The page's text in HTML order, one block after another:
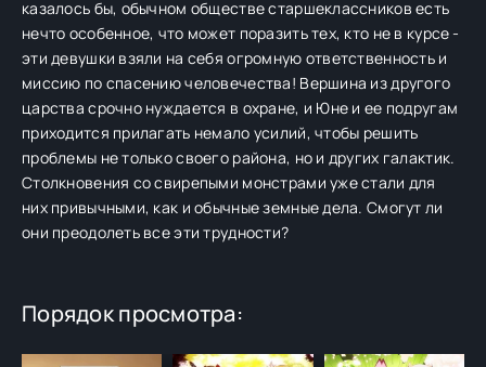
казалось бы, обычном обществе старшеклассников есть
нечто особенное, что может поразить тех, кто не в курсе -
эти девушки взяли на себя огромную ответственность и
миссию по спасению человечества! Вершина из другого
царства срочно нуждается в охране, и Юне и ее подругам
приходится прилагать немало усилий, чтобы решить
проблемы не только своего района, но и других галактик.
Столкновения со свирепыми монстрами уже стали для
них привычными, как и обычные земные дела. Смогут ли
они преодолеть все эти трудности?
Порядок просмотра: